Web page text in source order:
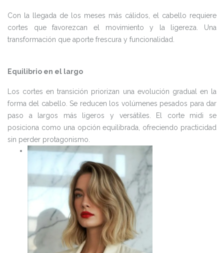
Con la llegada de los meses más cálidos, el cabello requiere
cortes que favorezcan el movimiento y la ligereza. Una
transformación que aporte frescura y funcionalidad.
Equilibrio en el largo
Los cortes en transición priorizan una evolución gradual en la
forma del cabello. Se reducen los volúmenes pesados para dar
paso a largos más ligeros y versátiles. El corte midi se
posiciona como una opción equilibrada, ofreciendo practicidad
sin perder protagonismo.